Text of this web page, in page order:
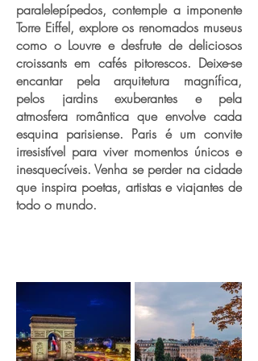
paralelepípedos, contemple a imponente
Torre Eiffel, explore os renomados museus
como o Louvre e desfrute de deliciosos
croissants em cafés pitorescos. Deixe-se
encantar pela arquitetura magnífica,
pelos jardins exuberantes e pela
atmosfera romântica que envolve cada
esquina parisiense. Paris é um convite
irresistível para viver momentos únicos e
inesquecíveis. Venha se perder na cidade
que inspira poetas, artistas e viajantes de
todo o mundo.